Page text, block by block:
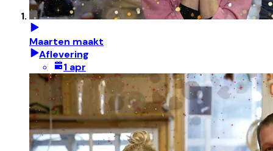
Maarten maakt
Aflevering
1 apr